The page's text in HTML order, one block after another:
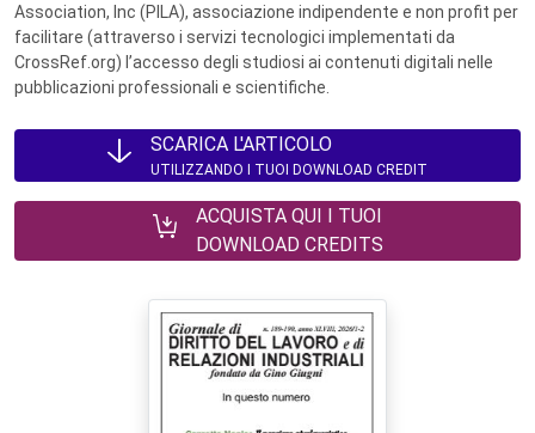
Association, Inc (PILA), associazione indipendente e non profit per
facilitare (attraverso i servizi tecnologici implementati da
CrossRef.org) l’accesso degli studiosi ai contenuti digitali nelle
pubblicazioni professionali e scientifiche.
SCARICA L'ARTICOLO
UTILIZZANDO I TUOI DOWNLOAD CREDIT
ACQUISTA QUI I TUOI
DOWNLOAD CREDITS